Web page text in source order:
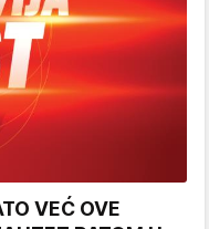
VEĆ OVE